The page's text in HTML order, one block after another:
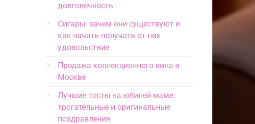
долговечность
Сигары: зачем они существуют и
как начать получать от них
удовольствие
Продажа коллекционного вина в
Москве
Лучшие тосты на юбилей маме:
трогательные и оригинальные
поздравления